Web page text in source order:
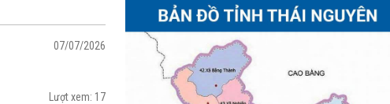
07/07/2026
Lượt xem: 17